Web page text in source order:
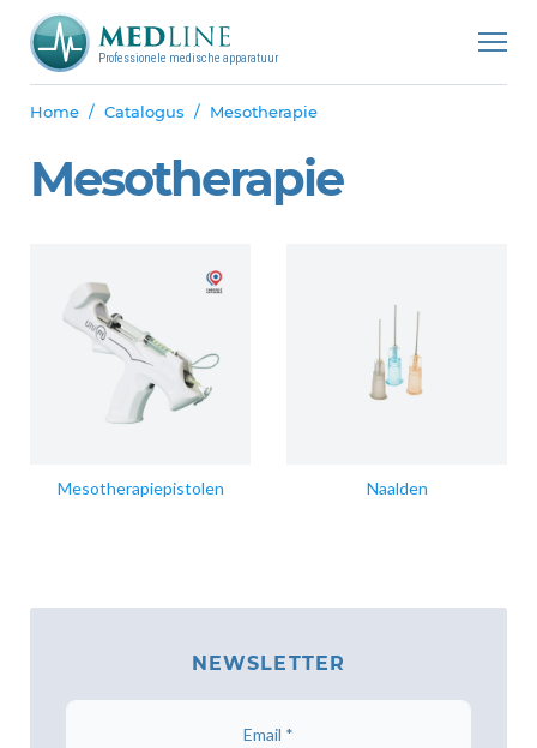
Professionele medische apparatuur
Home Catalogus Mesotherapie
Mesotherapie
Mesotherapiepistolen Naalden
NEWSLETTER